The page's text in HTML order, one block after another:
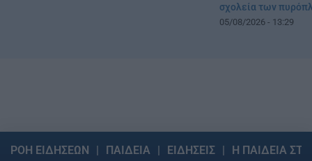
σχολεία των
05/08/2026 - 13:29
ΡΟΗ ΕΙΔΗΣΕΩΝ ΠΑΙΔΕΙΑ ΕΙΔΗΣΕΙΣ Η ΠΑΙΔΕΙΑ